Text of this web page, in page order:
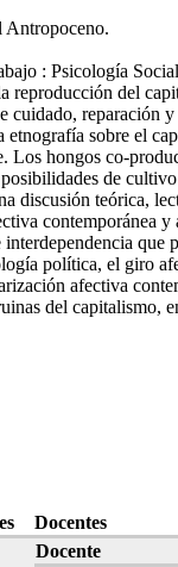
Antropoceno.
: Psicología
del
reparación
sobre el
Los hongos co-
de
discusión teórica,
política, el giro
afectiva
del capitalismo,
Docentes
Docente